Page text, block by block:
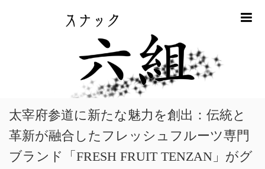
太宰府参道に新たな魅力を創出：伝統と革新が融合し
たフレッシュフルーツ専門ブランド「FRESH FRUIT TENZAN」がグランドオ
太宰府参道に新たな魅力を創出：伝統と
革新が融合したフレッシュフルーツ専門
ブランド「FRESH FRUIT TENZAN」がグ